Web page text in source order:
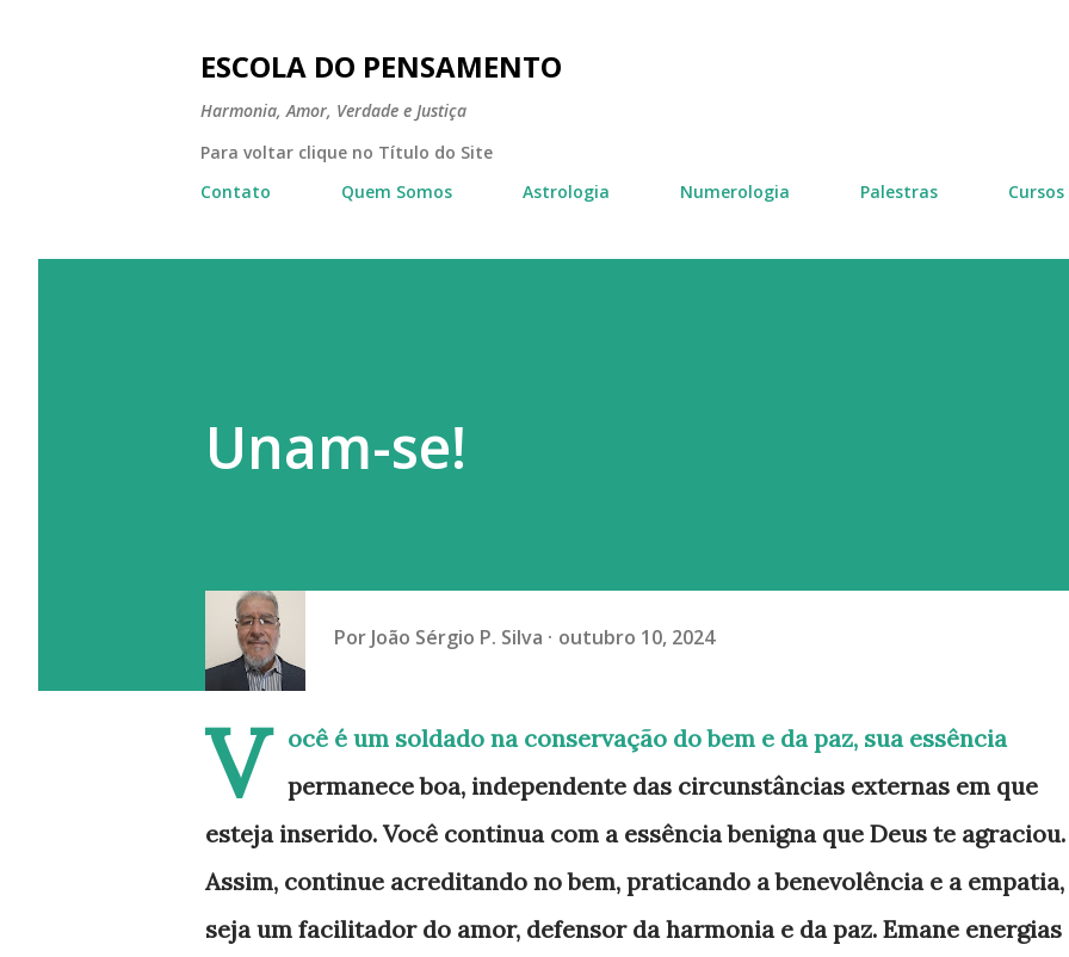
ESCOLA DO PENSAMENTO
Harmonia, Amor, Verdade e Justiça
Para voltar clique no Título do Site
Contato
Quem Somos Astrologia Numerologia Palestras Cursos
Unam-se!
Por João Sérgio P. Silva outubro 10, 2024
V
ocê é um soldado na conservação do bem e da paz, sua essência
permanece boa, independente das circunstâncias externas em que
esteja inserido. Você continua com a essência benigna que Deus te agraciou.
Assim, continue acreditando no bem, praticando a benevolência e a empatia,
seja um facilitador do amor, defensor da harmonia e da paz. Emane energias